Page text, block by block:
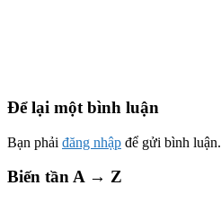
Để lại một bình luận
Bạn phải đăng nhập để gửi bình luận.
Biến tần A → Z